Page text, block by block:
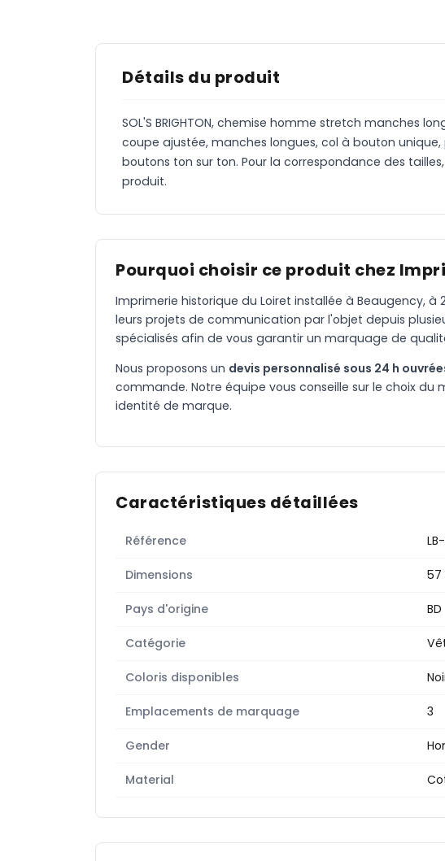
Détails du produit
SOL'S BRIGHTON, chemise homme stretch manches
coupe ajustée, manches longues, col à bouton
boutons ton sur ton. Pour la correspondance des
produit.
Pourquoi choisir ce produit chez
Imprimerie historique du Loiret installée à Beaugency,
leurs projets de communication par l'objet depuis
spécialisés afin de vous garantir un marquage de
Nous proposons un devis personnalisé sous 24 h
commande. Notre équipe vous conseille sur le choix
identité de marque.
Caractéristiques détaillées
Référence
Dimensions 57
Pays d'origine BD
Catégorie
Coloris disponibles
Emplacements de marquage 3
Gender
Material